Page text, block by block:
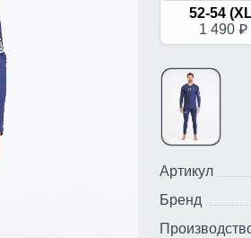
52-54
1 490 p
Артикул
Бренд